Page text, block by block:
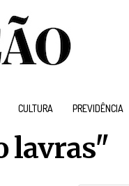
CULTURA PREVIDÊNCIA
lavras"